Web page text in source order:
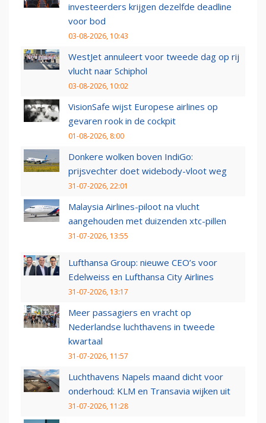
investeerders krijgen dezelfde deadline
voor bod
03-08-2026, 10:43
WestJet annuleert voor tweede dag op rij
vlucht naar Schiphol
03-08-2026, 10:02
VisionSafe wijst Europese airlines op
gevaren rook in de cockpit
01-08-2026, 8:00
Donkere wolken boven IndiGo:
prijsvechter doet widebody-vloot weg
31-07-2026, 22:01
Malaysia Airlines-piloot na vlucht
aangehouden met duizenden xtc-pillen
31-07-2026, 13:55
Lufthansa Group: nieuwe CEO’s voor
Edelweiss en Lufthansa City Airlines
31-07-2026, 13:17
Meer passagiers en vracht op
Nederlandse luchthavens in tweede
kwartaal
31-07-2026, 11:57
Luchthavens Napels maand dicht voor
onderhoud: KLM en Transavia wijken uit
31-07-2026, 11:28